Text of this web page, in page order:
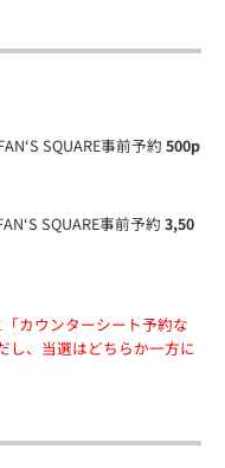
SQUARE事前予約 500p
SQUARE事前予約 3,50
カウンターシート予約な
し、当選はどちらか一方に